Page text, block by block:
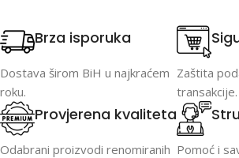
Brza isporuka
Dostava širom BiH u najkraćem
roku.
Zaštita
transakcije.
Provjerena kvaliteta
Odabrani proizvodi renomiranih Pomoć i